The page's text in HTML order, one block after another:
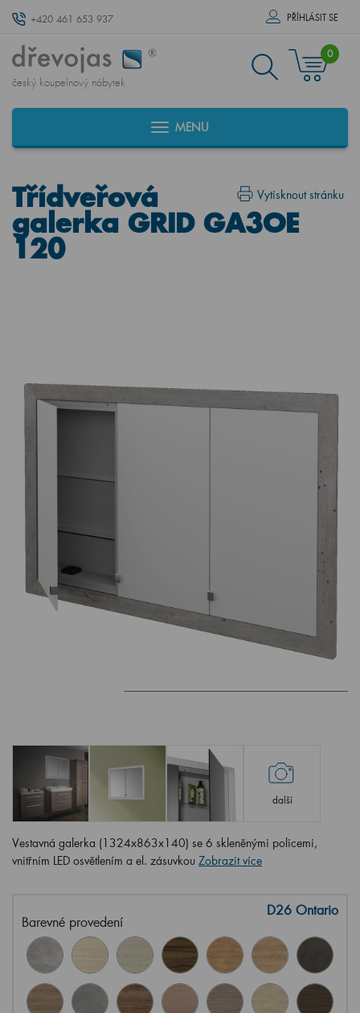
+420 461 653 937 PŘÍHLÁSIT SE
český koupelnový nábytek
0
MENU
Vytisknout stránku
Třídveřová
galerka GRID GA3OE
120
další
Vestavná galerka (1324x863x140) se 6 skleněnými policemi,
vnitřním LED osvětlením a el. zásuvkou Zobrazit více
Barevné provedení
D26 Ontario